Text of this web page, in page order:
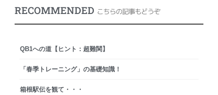
RECOMMENDED こちらの記事もどうぞ
QB1への道【ヒント：超難関】
「春季トレーニング」の基礎知識！
箱根駅伝を観て・・・